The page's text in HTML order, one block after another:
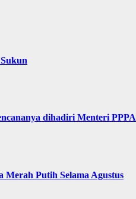
dihadiri Menteri PPPA
Putih Selama Agustus